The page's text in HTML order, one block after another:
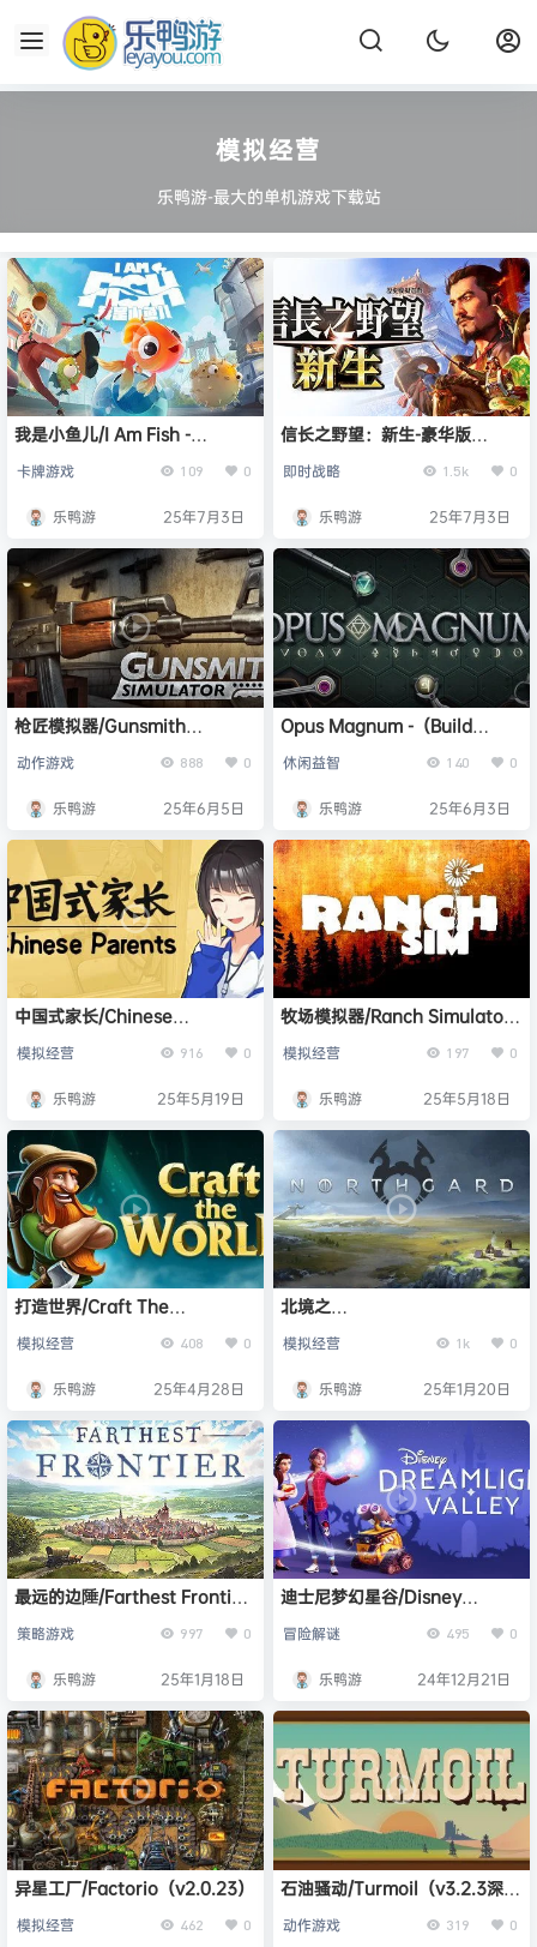
模拟经营
乐鸭游-最大的单机游戏下载站
我是小鱼儿/I Am Fish -
卡牌游戏 109 0
乐鸭游 25年7月3日
信长之野望：新生-豪华版
即时战略 1.5k 0
乐鸭游 25年7月3日
枪匠模拟器/Gunsmith
卡兵工厂拉多姆DLC)
动作游戏 888 0
乐鸭游 25年6月5日
Opus Magnum -（Build
休闲益智 140 0
乐鸭游 25年6月3日
中国式家长/Chinese
模拟经营 916 0
乐鸭游 25年5月19日
牧场模拟器/Ranch Simulator -
模拟经营 197 0
乐鸭游 25年5月18日
打造世界/Craft The
模拟经营 408 0
乐鸭游 25年4月28日
北境之
全DLC）
模拟经营 1k 0
乐鸭游 25年1月20日
最远的边陲/Farthest Frontier
策略游戏 997 0
乐鸭游 25年1月18日
迪士尼梦幻星谷/Disney
（v1.14.1.990故事书谷DLC）
冒险解谜 495 0
乐鸭游 24年12月21日
异星工厂/Factorio（v2.0.23）
模拟经营 462 0
石油骚动/Turmoil（v3.2.3深钻
动作游戏 319 0